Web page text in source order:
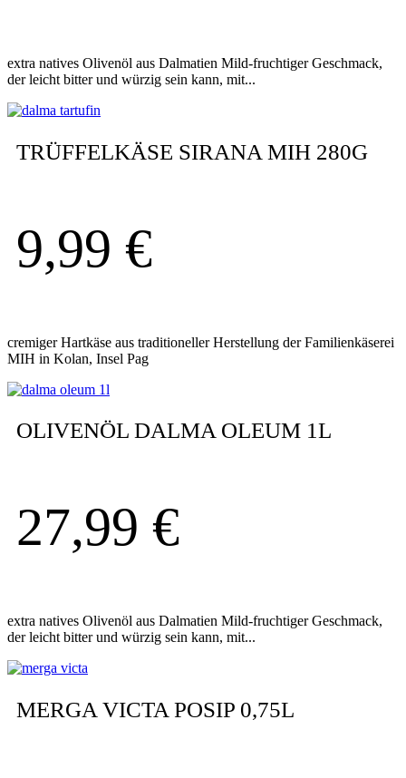
extra natives Olivenöl aus Dalmatien Mild-fruchtiger Geschmack,
der leicht bitter und würzig sein kann, mit...
TRÜFFELKÄSE SIRANA MIH 280G
9,99 €
cremiger Hartkäse aus traditioneller Herstellung der Familienkäserei
MIH in Kolan, Insel Pag
OLIVENÖL DALMA OLEUM 1L
27,99 €
extra natives Olivenöl aus Dalmatien Mild-fruchtiger Geschmack,
der leicht bitter und würzig sein kann, mit...
MERGA VICTA POSIP 0,75L